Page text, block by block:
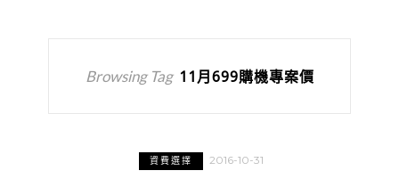
Browsing Tag 11月699購機專案價
資費選擇 2016-10-31